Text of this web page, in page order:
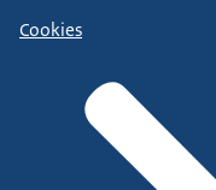
Cookies